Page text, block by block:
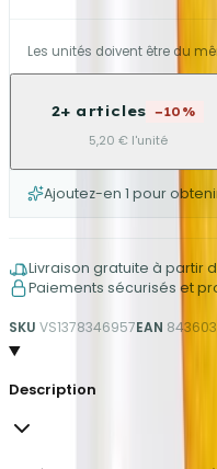
Les unités doivent être du
2+ articles −10%
5,20 € l'unité
Ajoutez-en 1 pour obtenir
Livraison gratuite à partir
Paiements sécurisés et
SKU VS1378346957EAN
Description